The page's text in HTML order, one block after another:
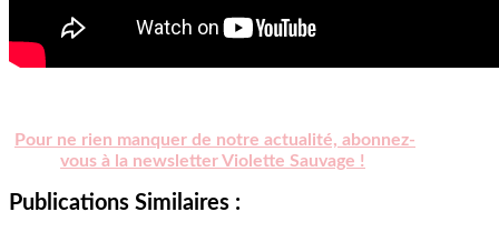
Pour ne rien manquer de notre actualité, abonnez-
vous à la newsletter Violette Sauvage !
Publications Similaires :